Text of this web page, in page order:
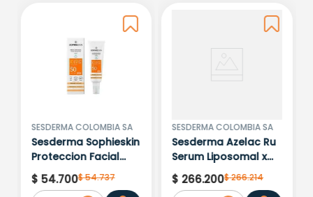
Por favor, inicia sesión para
escribir un comentario.
Más reciente
SESDERMA COLOMBIA SA
Sesderma Sophieskin
Proteccion Facial
Kids Hypoallergenic
Spf 500 Moisturising
$ 54.700$54.737
SESDERMA COLOMBIA SA
Sesderma Azelac Ru
Serum Liposomal x
30ml
$ 266.200$266.214